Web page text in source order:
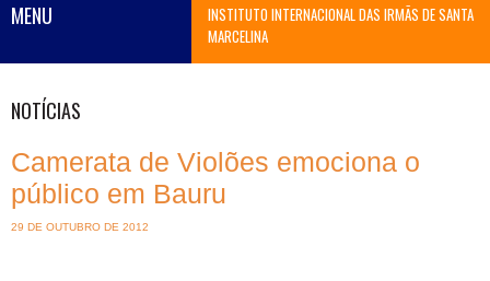
INSTITUTO INTERNACIONAL DAS IRMÃS DE SANTA
MARCELINA
MENU
NOTÍCIAS
Camerata de Violões emociona o
público em Bauru
29 DE OUTUBRO DE 2012